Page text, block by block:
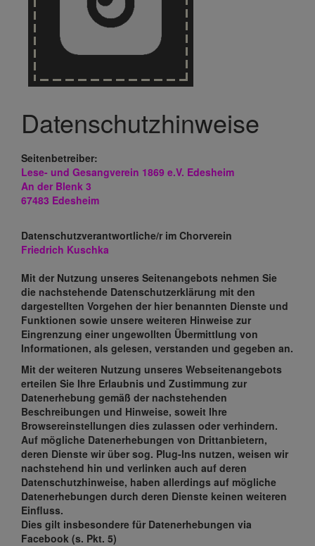
Datenschutzhinweise
Seitenbetreiber:
Lese- und Gesangverein 1869 e.V. Edesheim
An der Blenk 3
67483 Edesheim
Datenschutzverantwortliche/r im Chorverein
Friedrich Kuschka
Mit der Nutzung unseres Seitenangebots nehmen Sie
die nachstehende Datenschutzerklärung mit den
dargestellten Vorgehen der hier benannten Dienste und
Funktionen sowie unsere weiteren Hinweise zur
Eingrenzung einer ungewollten Übermittlung von
Informationen, als gelesen, verstanden und gegeben an.
Mit der weiteren Nutzung unseres Webseitenangebots
erteilen Sie Ihre Erlaubnis und Zustimmung zur
Datenerhebung gemäß der nachstehenden
Beschreibungen und Hinweise, soweit Ihre
Browsereinstellungen dies zulassen oder verhindern.
Auf mögliche Datenerhebungen von Drittanbietern,
deren Dienste wir über sog. Plug-Ins nutzen, weisen wir
nachstehend hin und verlinken auch auf deren
Datenschutzhinweise, haben allerdings auf mögliche
Datenerhebungen durch deren Dienste keinen weiteren
Einfluss.
Dies gilt insbesondere für Datenerhebungen via
Facebook (s. Pkt. 5)